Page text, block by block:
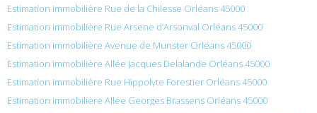
Estimation immobilière Rue de la Chilesse Orléans 45000
Estimation immobilière Rue Arsene d’Arsonval Orléans 45000
Estimation immobilière Avenue de Munster Orléans 45000
Estimation immobilière Allée Jacques Delalande Orléans 45000
Estimation immobilière Rue Hippolyte Forestier Orléans 45000
Estimation immobilière Allée Georges Brassens Orléans 45000